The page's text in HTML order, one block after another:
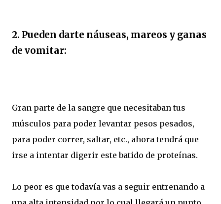
2. Pueden darte náuseas, mareos y ganas
de vomitar:
Gran parte de la sangre que necesitaban tus
músculos para poder levantar pesos pesados,
para poder correr, saltar, etc., ahora tendrá que
irse a intentar digerir este batido de proteínas.
Lo peor es que todavía vas a seguir entrenando a